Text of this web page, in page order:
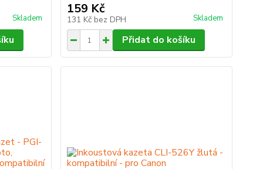
Skladem
159 Kč
131 Kč bez DPH Skladem
Přidat do košíku